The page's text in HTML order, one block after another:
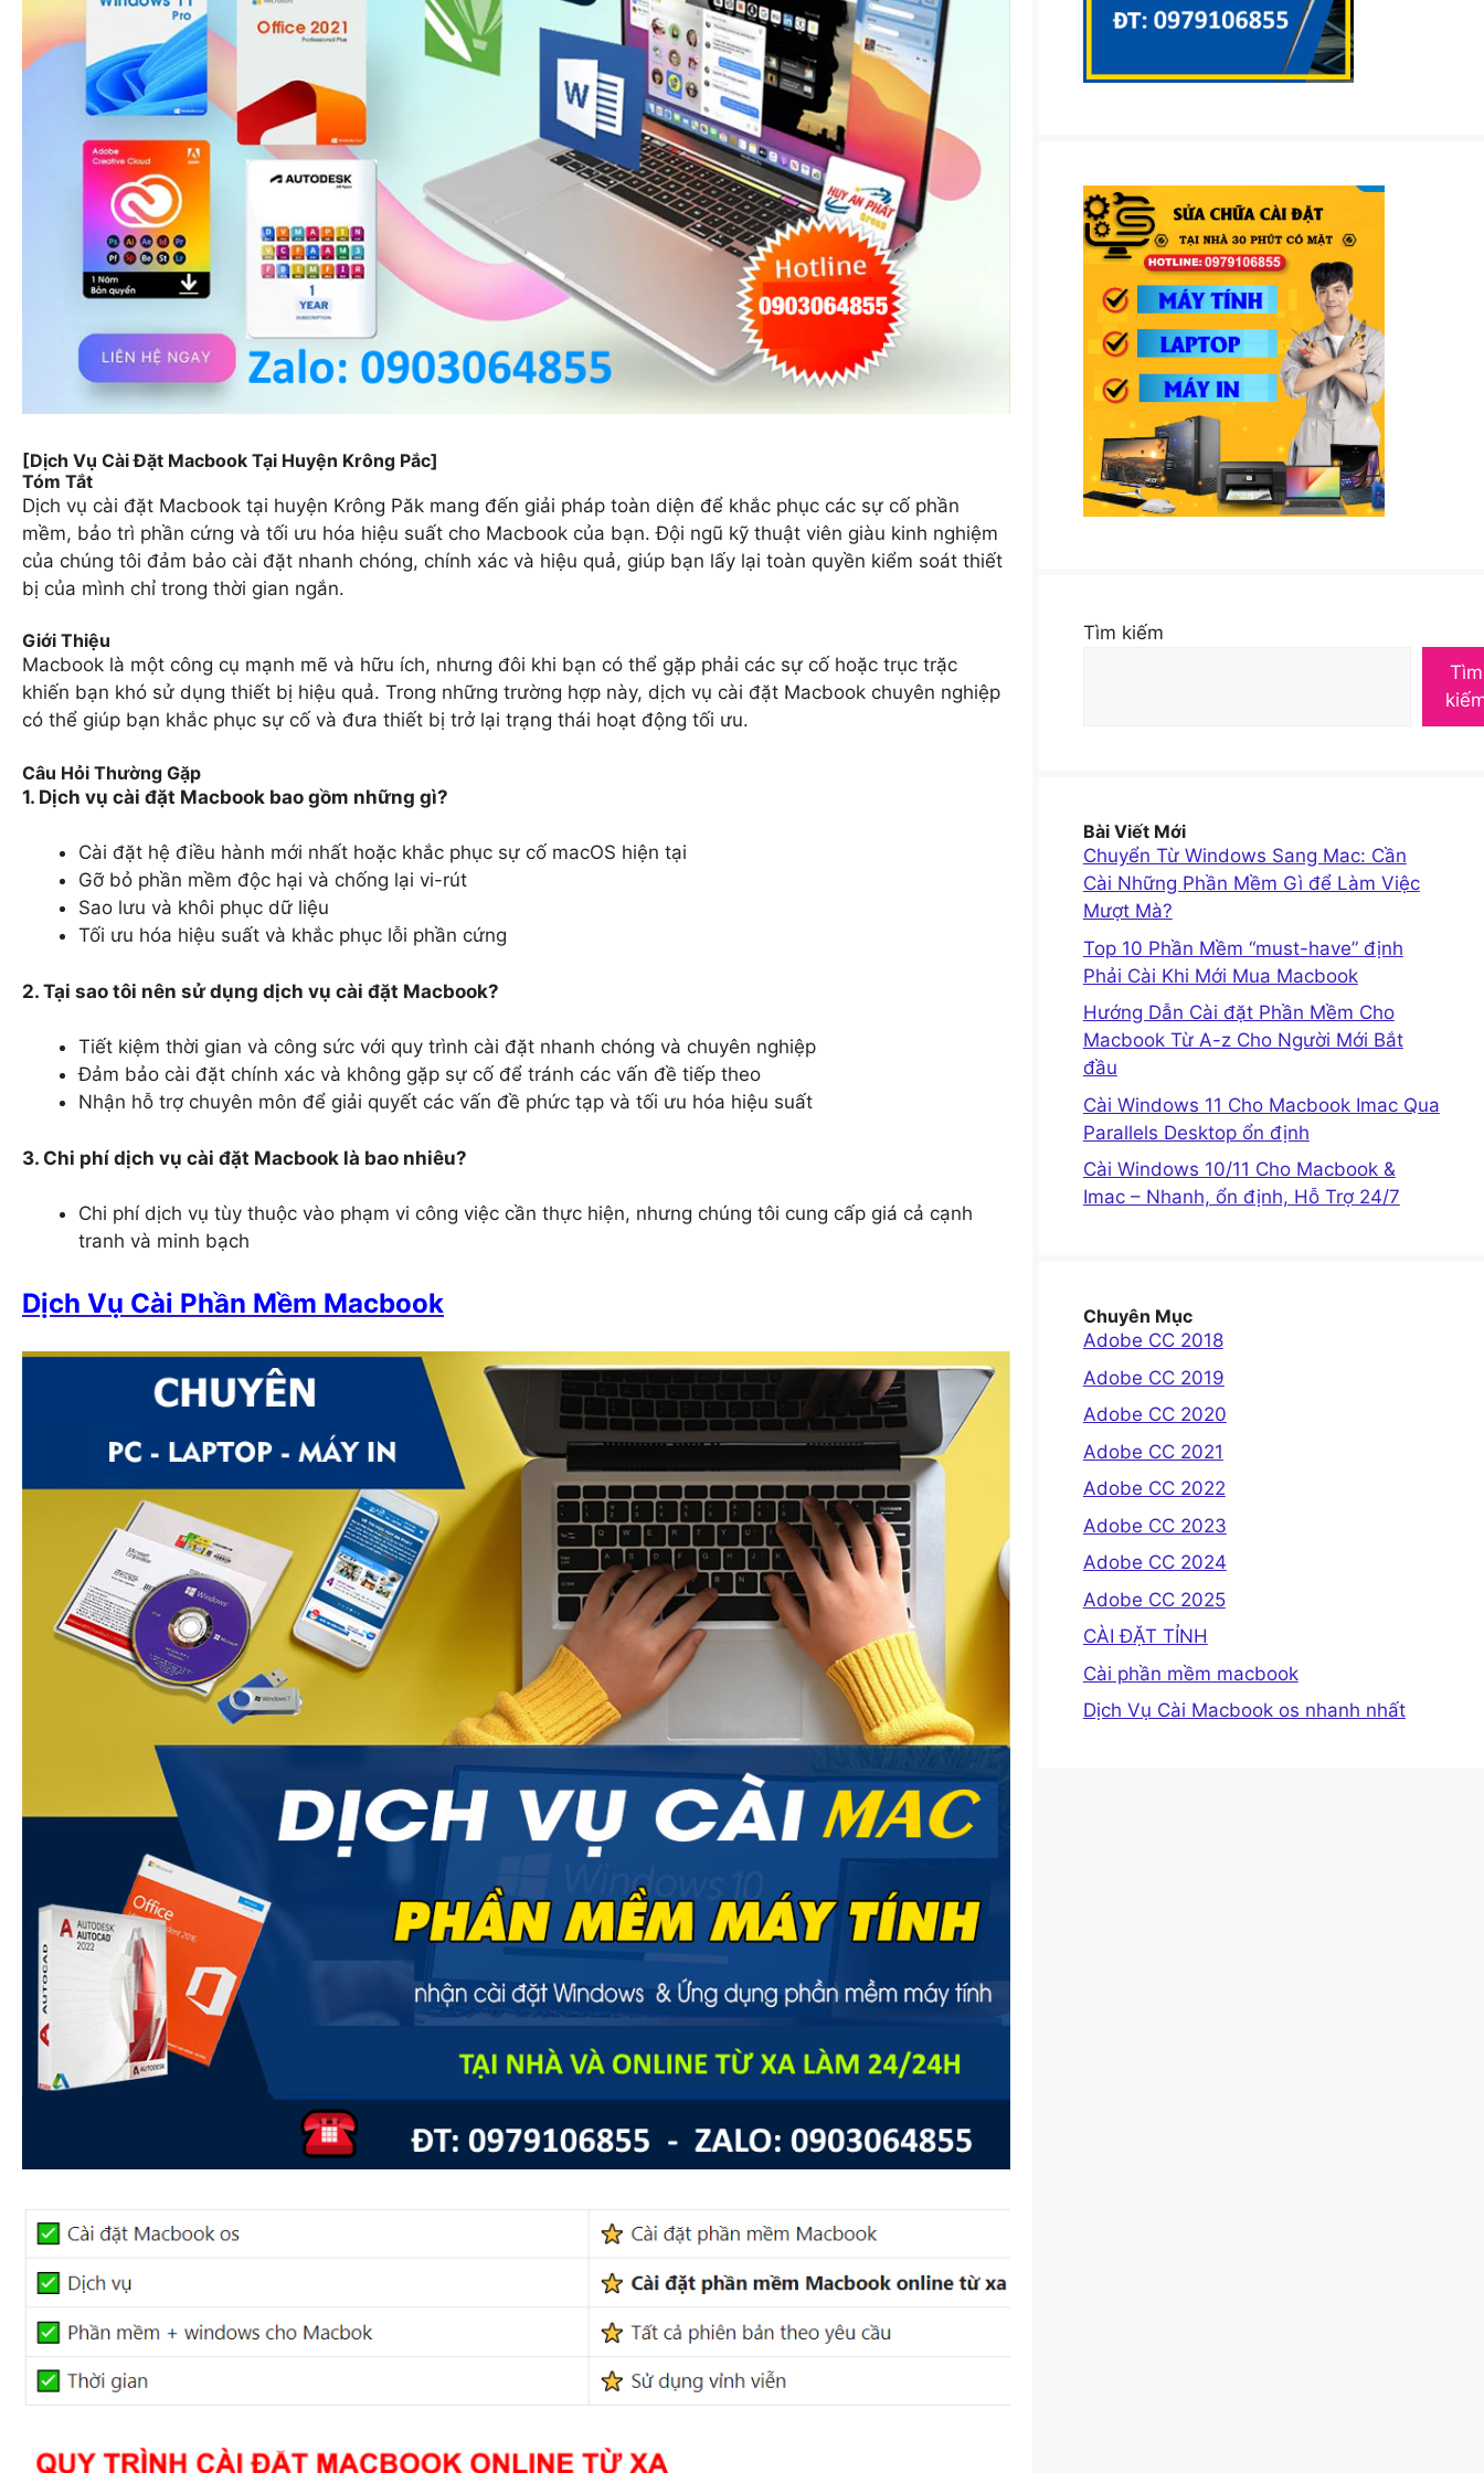
[Dịch Vụ Cài Đặt Macbook Tại Huyện Krông Pắc]
Tóm Tắt
Dịch vụ cài đặt Macbook tại huyện Krông Păk mang đến giải pháp toàn diện để khắc phục các sự cố phần
mềm, bảo trì phần cứng và tối ưu hóa hiệu suất cho Macbook của bạn. Đội ngũ kỹ thuật viên giàu kinh nghiệm
của chúng tôi đảm bảo cài đặt nhanh chóng, chính xác và hiệu quả, giúp bạn lấy lại toàn quyền kiểm soát thiết
bị của mình chỉ trong thời gian ngắn.
Giới Thiệu
Macbook là một công cụ mạnh mẽ và hữu ích, nhưng đôi khi bạn có thể gặp phải các sự cố hoặc trục trặc
khiến bạn khó sử dụng thiết bị hiệu quả. Trong những trường hợp này, dịch vụ cài đặt Macbook chuyên nghiệp
có thể giúp bạn khắc phục sự cố và đưa thiết bị trở lại trạng thái hoạt động tối ưu.
Câu Hỏi Thường Gặp
1. Dịch vụ cài đặt Macbook bao gồm những gì?
Cài đặt hệ điều hành mới nhất hoặc khắc phục sự cố macOS hiện tại
Gỡ bỏ phần mềm độc hại và chống lại vi-rút
Sao lưu và khôi phục dữ liệu
Tối ưu hóa hiệu suất và khắc phục lỗi phần cứng
2. Tại sao tôi nên sử dụng dịch vụ cài đặt Macbook?
Tiết kiệm thời gian và công sức với quy trình cài đặt nhanh chóng và chuyên nghiệp
Đảm bảo cài đặt chính xác và không gặp sự cố để tránh các vấn đề tiếp theo
Nhận hỗ trợ chuyên môn để giải quyết các vấn đề phức tạp và tối ưu hóa hiệu suất
3. Chi phí dịch vụ cài đặt Macbook là bao nhiêu?
Chi phí dịch vụ tùy thuộc vào phạm vi công việc cần thực hiện, nhưng chúng tôi cung cấp giá cả cạnh
tranh và minh bạch
Dịch Vụ Cài Phần Mềm Macbook
Tìm kiếm
Tìm
Bài Viết Mới
Chuyển Từ Windows Sang Mac: Cần
Cài Những Phần Mềm Gì để Làm Việc
Mượt Mà?
Top 10 Phần Mềm “must-have” định
Phải Cài Khi Mới Mua Macbook
Hướng Dẫn Cài đặt Phần Mềm Cho
Macbook Từ A-z Cho Người Mới Bắt
đầu
Cài Windows 11 Cho Macbook Imac Qua
Parallels Desktop ổn định
Cài Windows 10/11 Cho Macbook &
Imac – Nhanh, ổn định, Hỗ Trợ 24/7
Chuyên Mục
Adobe CC 2018
Adobe CC 2019
Adobe CC 2020
Adobe CC 2021
Adobe CC 2022
Adobe CC 2023
Adobe CC 2024
Adobe CC 2025
CÀI ĐẶT TỈNH
Cài phần mềm macbook
Dịch Vụ Cài Macbook os nhanh nhất